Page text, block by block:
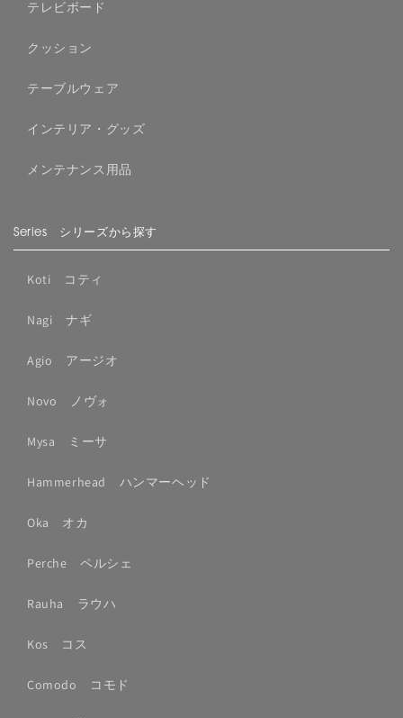
テレビボード
クッション
テーブルウェア
インテリア・グッズ
メンテナンス用品
Series シリーズから探す
Koti コティ
Nagi ナギ
Agio アージオ
Novo ノヴォ
Mysa ミーサ
Hammerhead ハンマーヘッド
Oka オカ
Perche ペルシェ
Rauha ラウハ
Kos コス
Comodo コモド